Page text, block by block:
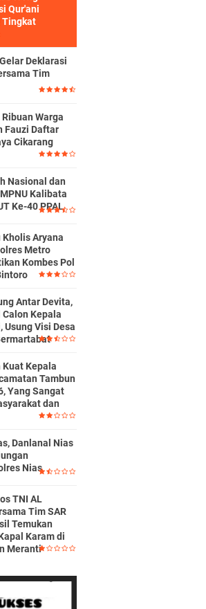
Qur'ani
Tingkat
Deklarasi
Tim
Warga
Fauzi Daftar
Cikarang
Nasional dan
Kalibata
Ke-40 PPAL
Kholis Aryana
Metro
Kombes Pol
Antar Devita,
Kepala
Usung Visi Desa
Kepala
Tambun
Yang Sangat
dan
Danlanal Nias
Nias
TNI AL
Tim SAR
Temukan
Karam di
Meranti